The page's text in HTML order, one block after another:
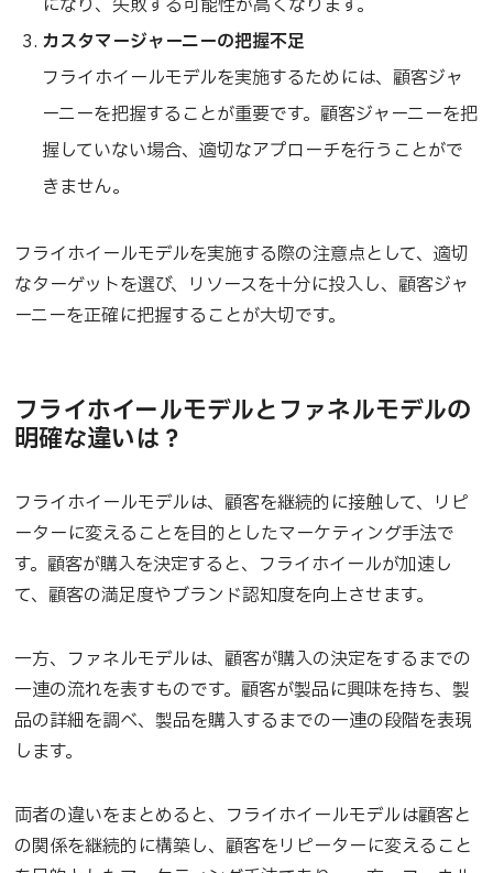
カスタマージャーニーの把握不足
フライホイールモデルを実施するためには、顧客ジャ
ーニーを把握することが重要です。顧客ジャーニーを把
握していない場合、適切なアプローチを行うことがで
きません。
フライホイールモデルを実施する際の注意点として、適切
なターゲットを選び、リソースを十分に投入し、顧客ジャ
ーニーを正確に把握することが大切です。
フライホイールモデルとファネルモデルの
明確な違いは？
フライホイールモデルは、顧客を継続的に接触して、リピ
ーターに変えることを目的としたマーケティング手法で
す。顧客が購入を決定すると、フライホイールが加速し
て、顧客の満足度やブランド認知度を向上させます。
一方、ファネルモデルは、顧客が購入の決定をするまでの
一連の流れを表すものです。顧客が製品に興味を持ち、製
品の詳細を調べ、製品を購入するまでの一連の段階を表現
します。
両者の違いをまとめると、フライホイールモデルは顧客と
の関係を継続的に構築し、顧客をリピーターに変えること